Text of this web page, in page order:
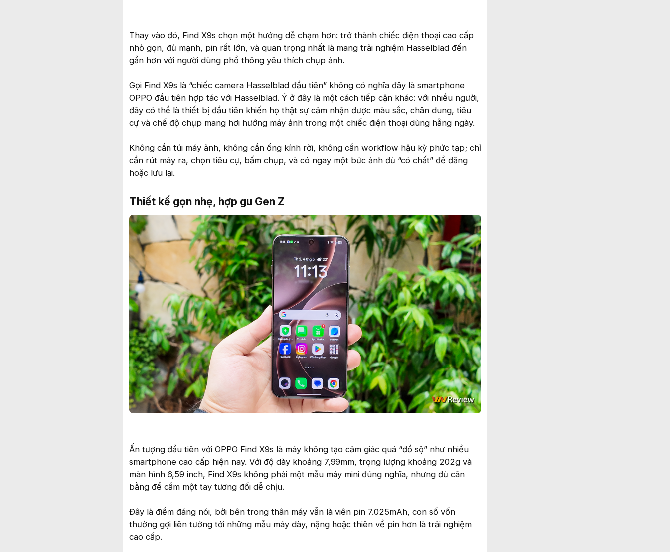
Thay vào đó, Find X9s chọn một hướng dễ chạm hơn: trở thành chiếc điện thoại cao cấp
nhỏ gọn, đủ mạnh, pin rất lớn, và quan trọng nhất là mang trải nghiệm Hasselblad đến
gần hơn với người dùng phổ thông yêu thích chụp ảnh.
Gọi Find X9s là “chiếc camera Hasselblad đầu tiên” không có nghĩa đây là smartphone
OPPO đầu tiên hợp tác với Hasselblad. Ý ở đây là một cách tiếp cận khác: với nhiều người,
đây có thể là thiết bị đầu tiên khiến họ thật sự cảm nhận được màu sắc, chân dung, tiêu
cự và chế độ chụp mang hơi hướng máy ảnh trong một chiếc điện thoại dùng hằng ngày.
Không cần túi máy ảnh, không cần ống kính rời, không cần workflow hậu kỳ phức tạp; chỉ
cần rút máy ra, chọn tiêu cự, bấm chụp, và có ngay một bức ảnh đủ “có chất” để đăng
hoặc lưu lại.
Thiết kế gọn nhẹ, hợp gu Gen Z​
Ấn tượng đầu tiên với OPPO Find X9s là máy không tạo cảm giác quá “đồ sộ” như nhiều
smartphone cao cấp hiện nay. Với độ dày khoảng 7,99mm, trọng lượng khoảng 202g và
màn hình 6,59 inch, Find X9s không phải một mẫu máy mini đúng nghĩa, nhưng đủ cân
bằng để cầm một tay tương đối dễ chịu.
Đây là điểm đáng nói, bởi bên trong thân máy vẫn là viên pin 7.025mAh, con số vốn
thường gợi liên tưởng tới những mẫu máy dày, nặng hoặc thiên về pin hơn là trải nghiệm
cao cấp.